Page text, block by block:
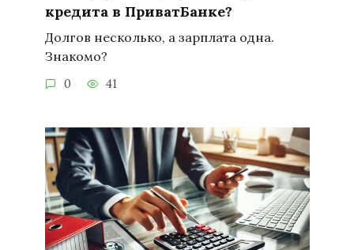
кредита в ПриватБанке?
Долгов несколько, а зарплата одна.
Знакомо?
0 41